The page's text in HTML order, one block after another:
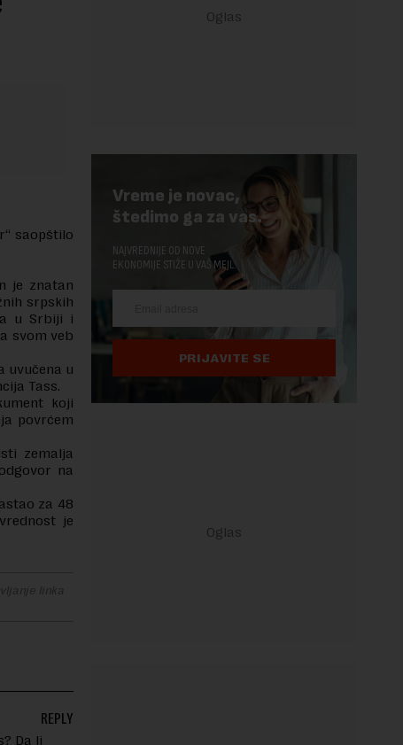
saopštilo
je znatan
srpskih
u Srbiji i
svom veb
uvučena u
Tass.
koji
povrćem
zemalja
na
za 48
je
linka
Da li
REPLY
Vreme je novac,
štedimo ga za vas.
NAJVREDNIJE OD NOVE
EKONOMIJE STIŽE U VAŠ MEJL.
PRIJAVITE SE